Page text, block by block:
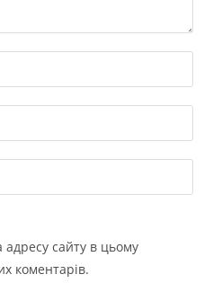
адресу сайту в цьому
коментарів.